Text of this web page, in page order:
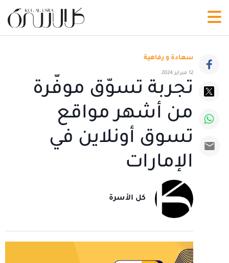
سعادة و رفاهية
12 فبراير 2024
تجربة تسوّق موفّرة
من أشهر مواقع
تسوق أونلاين في
الإمارات
كل الأسرة